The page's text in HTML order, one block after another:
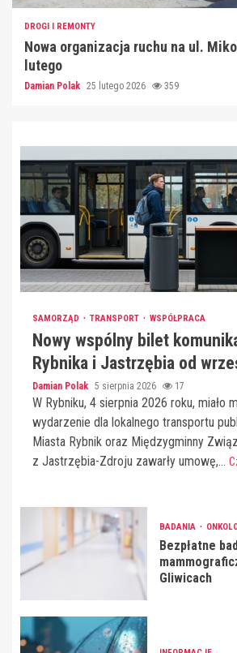
DROGI I REMONTY
Nowa organizacja ruchu na ul.
lutego
Damian Polak 25 lutego 2026 359
SAMORZĄD TRANSPORT WSPÓŁPRACA
Nowy wspólny bilet
Rybnika i Jastrzębia od
Damian Polak 5 sierpnia 2026 17
W Rybniku, 4 sierpnia 2026 roku, miało
wydarzenie dla lokalnego transportu
Miasta Rybnik oraz Międzygminny
z Jastrzębia-Zdroju zawarły umowę,...
BADANIA
Bezpłatne
Gliwicach